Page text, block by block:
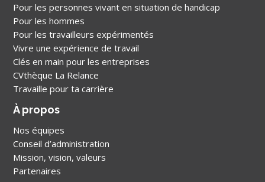
Pour les personnes vivant en situation de handicap
Pour les hommes
Pour les travailleurs expérimentés
Vivre une expérience de travail
Clés en main pour les entreprises
CVthèque La Relance
Travaille pour ta carrière
À propos
Nos équipes
Conseil d’administration
Mission, vision, valeurs
Partenaires